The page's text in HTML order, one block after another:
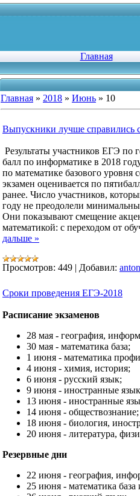
Главная
Главная » 2018 » Июнь » 10
Выпускники лучше справились
Результаты участников ЕГЭ по
балл по информатике в 2018
по математике базового
экзамен оценивается по
ранее. Число участников,
году не преодолели
Они показывают смещение
математикой: с переходом от
дальше »
Просмотров: 449 | Добавил:
Сроки проведения ЕГЭ-2018
Расписание экзаменов
28 мая - география,
30 мая - математика база;
1 июня - математика
4 июня - химия, история;
6 июня - русский язык;
9 июня - иностранные
13 июня - иностранные
14 июня - обществознание;
18 июня - биология,
20 июня - литература,
Резервные дни
22 июня - география,
25 июня - математика база